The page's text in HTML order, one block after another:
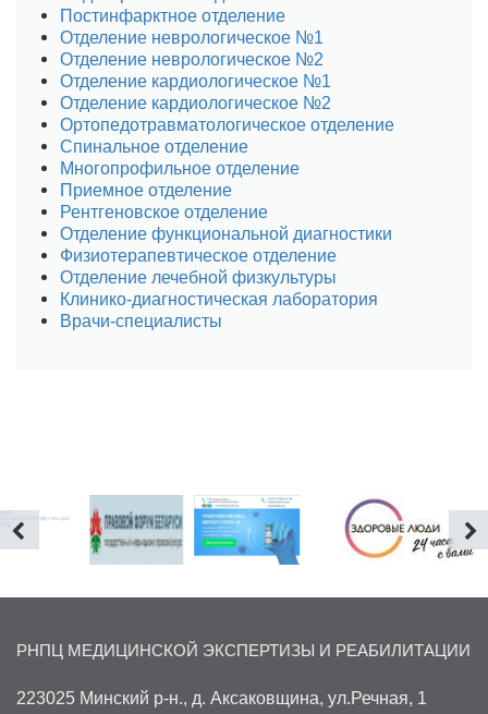
Постинфарктное отделение
Отделение неврологическое №1
Отделение неврологическое №2
Отделение кардиологическое №1
Отделение кардиологическое №2
Ортопедотравматологическое отделение
Спинальное отделение
Многопрофильное отделение
Приемное отделение
Рентгеновское отделение
Отделение функциональной диагностики
Физиотерапевтическое отделение
Отделение лечебной физкультуры
Клинико-диагностическая лаборатория
Врачи-специалисты
РНПЦ МЕДИЦИНСКОЙ ЭКСПЕРТИЗЫ И РЕАБИЛИТАЦИИ
223025 Минский р-н., д. Аксаковщина, ул.Речная, 1